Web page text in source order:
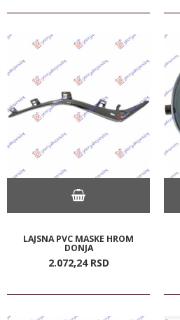
LAJSNA PVC MASKE HROM
DONJA
2.072,24 RSD